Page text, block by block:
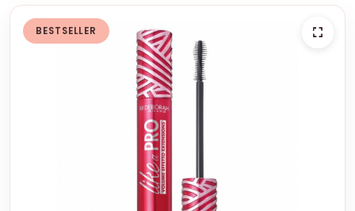
BESTSELLER